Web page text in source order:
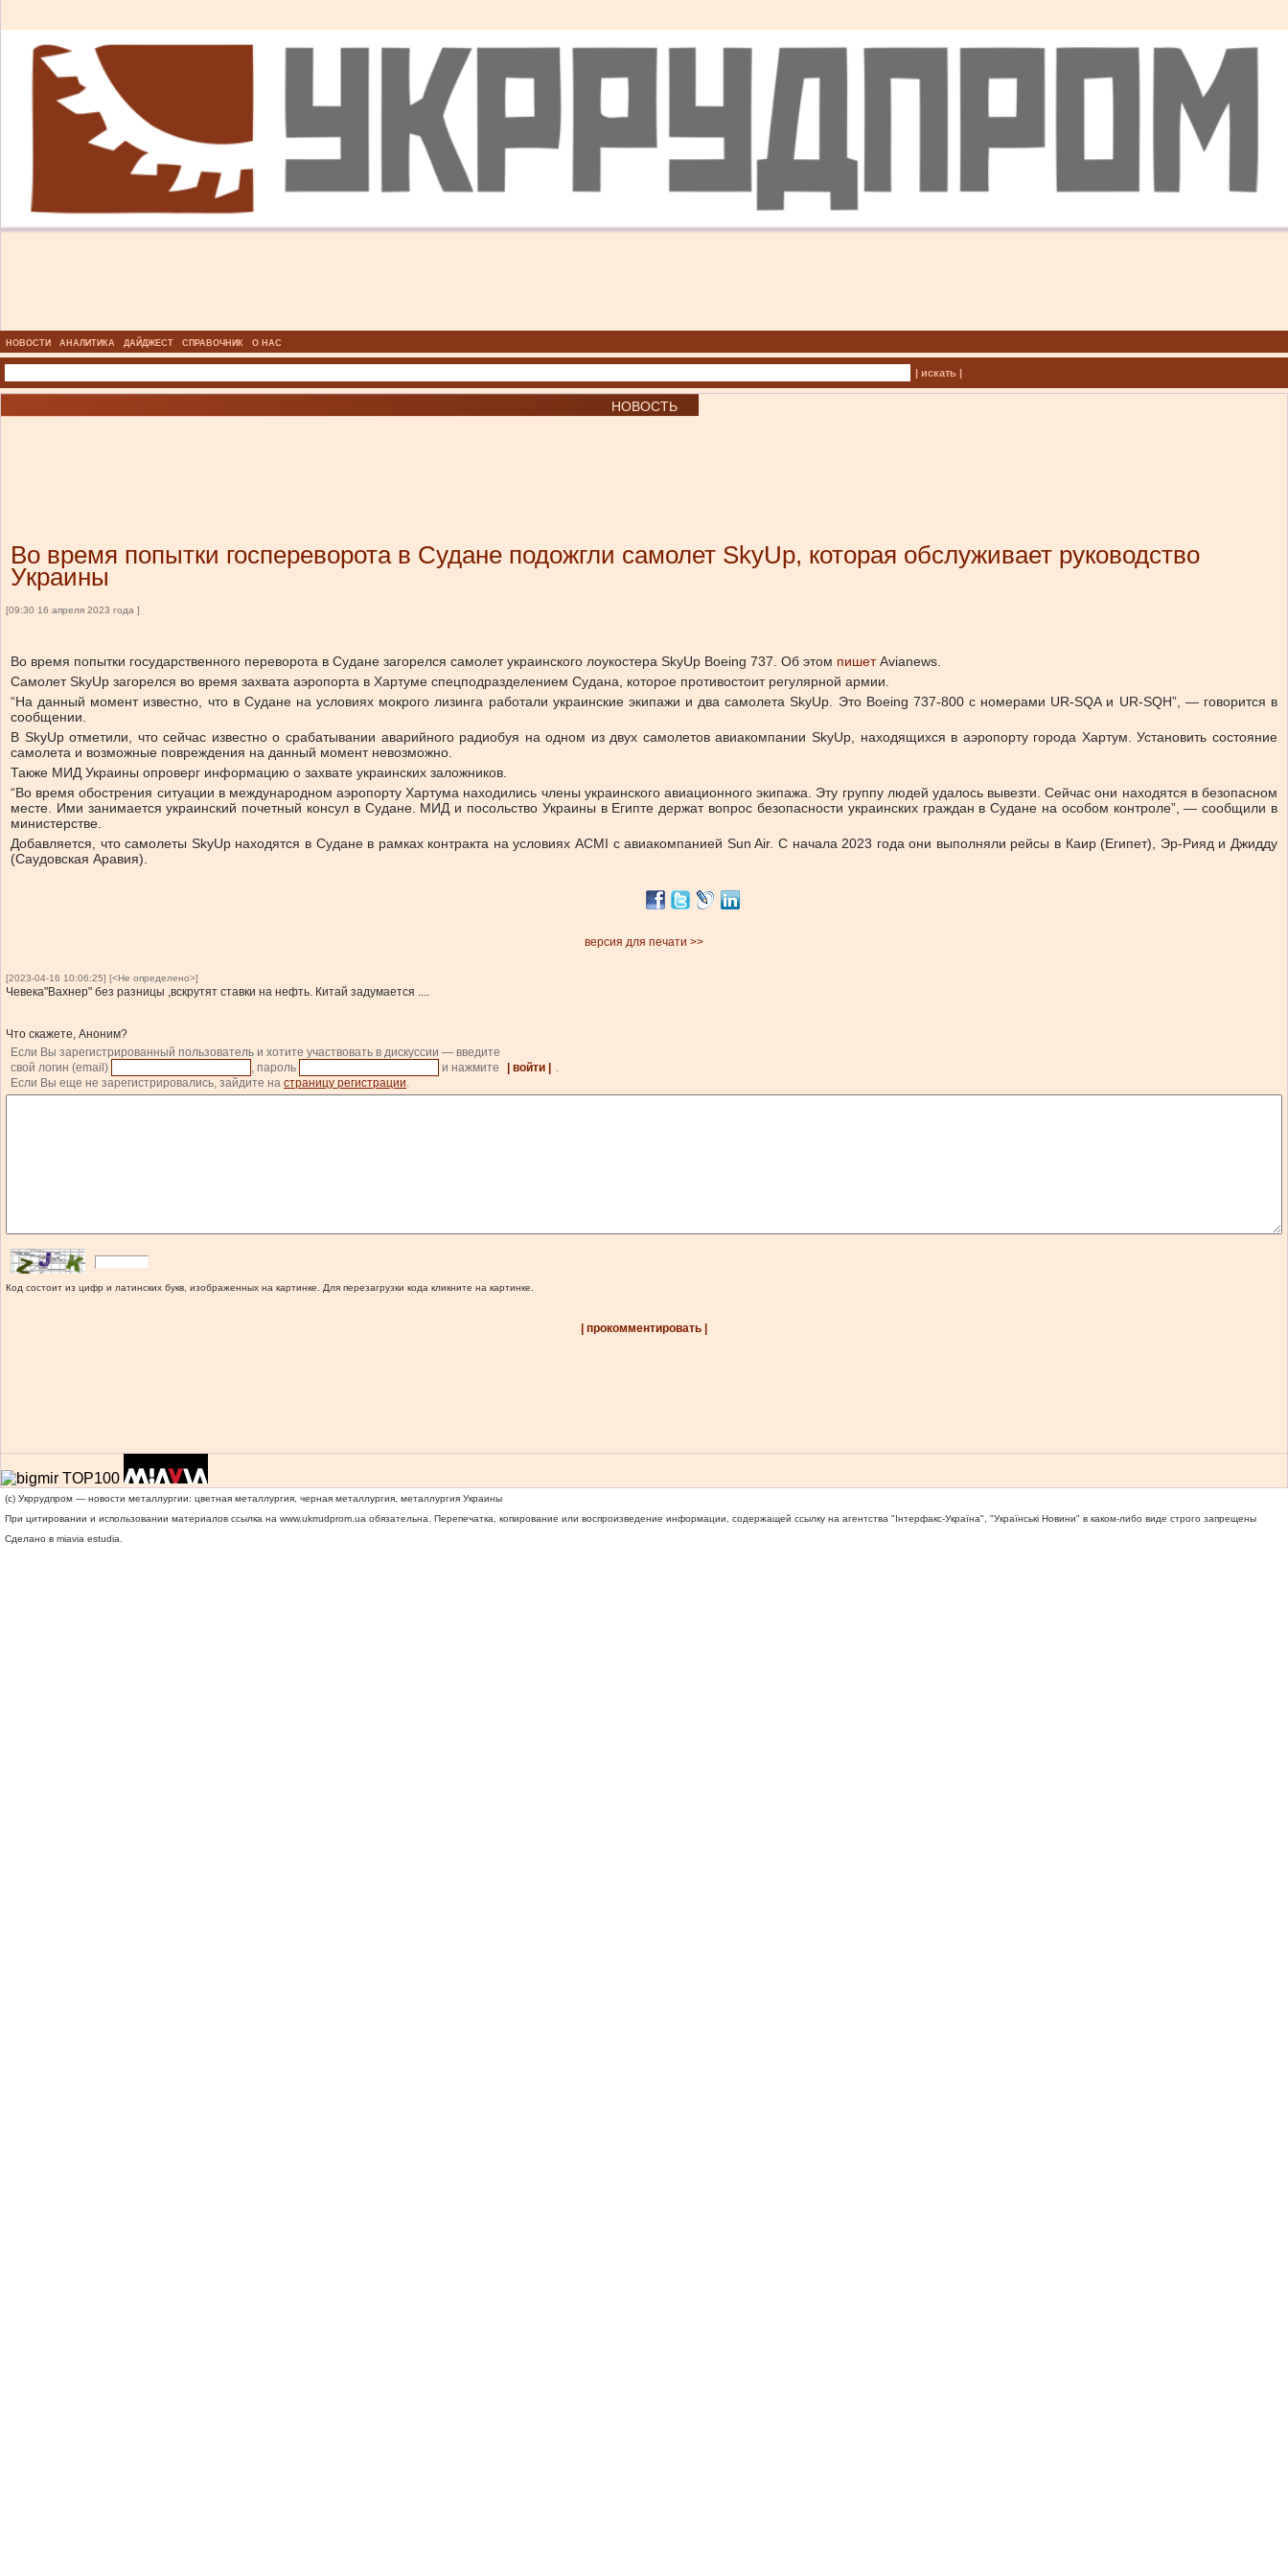
НОВОСТИ АНАЛИТИКА ДАЙДЖЕСТ СПРАВОЧНИК О НАС
| искать |
НОВОСТЬ
Во время попытки госпереворота в Судане подожгли самолет SkyUp, которая обслуживает руководство
Украины
[09:30 16 апреля 2023 года ]
Во время попытки государственного переворота в Судане загорелся самолет украинского лоукостера SkyUp Boeing 737. Об этом пишетAvianews.
Самолет SkyUp загорелся во время захвата аэропорта в Хартуме спецподразделением Судана, которое противостоит регулярной армии.
“На данный момент известно, что в Судане на условиях мокрого лизинга работали украинские экипажи и два самолета SkyUp. Это Boeing 737-800 с номерами UR-SQA и UR-SQH”, — говорится в
сообщении.
В SkyUp отметили, что сейчас известно о срабатывании аварийного радиобуя на одном из двух самолетов авиакомпании SkyUp, находящихся в аэропорту города Хартум. Установить состояние
самолета и возможные повреждения на данный момент невозможно.
Также МИД Украины опроверг информацию о захвате украинских заложников.
“Во время обострения ситуации в международном аэропорту Хартума находились члены украинского авиационного экипажа. Эту группу людей удалось вывезти. Сейчас они находятся в безопасном
месте. Ими занимается украинский почетный консул в Судане. МИД и посольство Украины в Египте держат вопрос безопасности украинских граждан в Судане на особом контроле”, — сообщили в
министерстве.
Добавляется, что самолеты SkyUp находятся в Судане в рамках контракта на условиях ACMI с авиакомпанией Sun Air. С начала 2023 года они выполняли рейсы в Каир (Египет), Эр-Рияд и Джидду
(Саудовская Аравия).
версия для печати >>
[2023-04-16 10:06:25] [<Не определено>]
Чевека"Вахнер" без разницы ,вскрутят ставки на нефть. Китай задумается ....
Что скажете, Аноним?
Если Вы зарегистрированный пользователь и хотите участвовать в дискуссии — введите
свой логин (email)
, пароль и нажмите | войти |
.
Если Вы еще не зарегистрировались, зайдите на страницу регистрации.
Код состоит из цифр и латинских букв, изображенных на картинке. Для перезагрузки кода кликните на картинке.
| прокомментировать |
(c) Укррудпром — новости металлургии: цветная металлургия, черная металлургия, металлургия Украины
При цитировании и использовании материалов ссылка на www.ukrrudprom.ua обязательна. Перепечатка, копирование или воспроизведение информации, содержащей ссылку на агентства "Iнтерфакс-Україна", "Українськi Новини" в каком-либо виде строго запрещены
Сделано в miavia estudia.